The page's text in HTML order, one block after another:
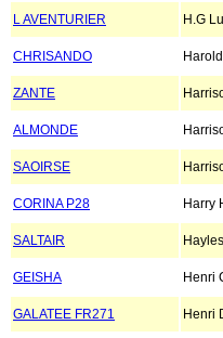
L AVENTURIER
H.G
CHRISANDO
ZANTE
ALMONDE
SAOIRSE
CORINA P28
Harry
SALTAIR
Hayles
GEISHA Henri
GALATEE FR271
Henri